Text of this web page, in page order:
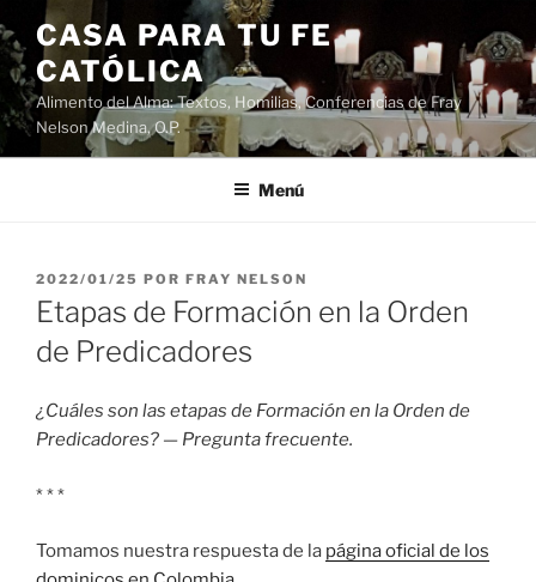
Saltar
al
contenido
CASA PARA TU FE
CATÓLICA
Alimento del Alma: Textos, Homilias, Conferencias de Fray
Nelson Medina, O.P.
Menú
PUBLICADO
EL
2022/01/25 POR FRAY NELSON
Etapas de Formación en la Orden
de Predicadores
¿Cuáles son las etapas de Formación en la Orden de
Predicadores? — Pregunta frecuente.
* * *
Tomamos nuestra respuesta de la página oficial de los